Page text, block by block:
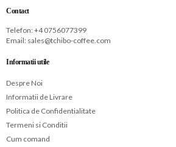
Contact
Telefon: +4 0756077399
Email: sales@tchibo-coffee.com
Informatii utile
Despre Noi
Informatii de Livrare
Politica de Confidentialitate
Termeni si Conditii
Cum comand